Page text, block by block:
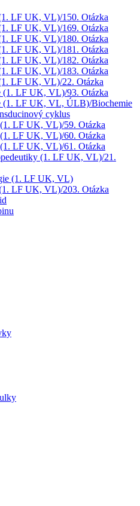
LF UK, VL)/150. Otázka
LF UK, VL)/169. Otázka
LF UK, VL)/180. Otázka
LF UK, VL)/181. Otázka
LF UK, VL)/182. Otázka
LF UK, VL)/183. Otázka
LF UK, VL)/22. Otázka
(1. LF UK, VL)/93. Otázka
(1. LF UK, VL, ÚLB)/Biochemie
cyklus
LF UK, VL)/59. Otázka
LF UK, VL)/60. Otázka
LF UK, VL)/61. Otázka
(1. LF UK, VL)/21.
(1. LF UK, VL)
LF UK, VL)/203. Otázka